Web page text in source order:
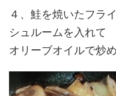
４、鮭を焼いたフラ
シュルームを入れて
オリーブオイルで炒め